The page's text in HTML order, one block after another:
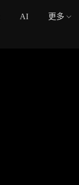
AI 更多